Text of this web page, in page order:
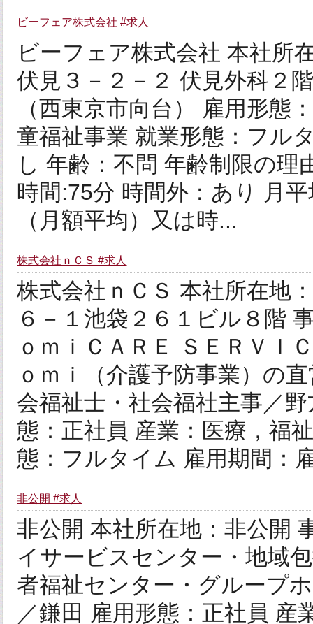
ビーフェア株式会社 #求人
ビーフェア株式会社 本社所
伏見３－２－２ 伏見外科２
（西東京市向台） 雇用形態
童福祉事業 就業形態：フル
し 年齢：不問 年齢制限の理
時間:75分 時間外：あり 月
（月額平均）又は時...
株式会社ｎＣＳ #求人
株式会社ｎＣＳ 本社所在地
６－１池袋２６１ビル８階
ｏｍｉＣＡＲＥ ＳＥＲＶＩ
ｏｍｉ（介護予防事業）の
会福祉士・社会福社主事／
態：正社員 産業：医療，福
態：フルタイム 雇用期間：
非公開 #求人
非公開 本社所在地：非公開
イサービスセンター・地域
者福祉センター・グループ
／鎌田 雇用形態：正社員 産